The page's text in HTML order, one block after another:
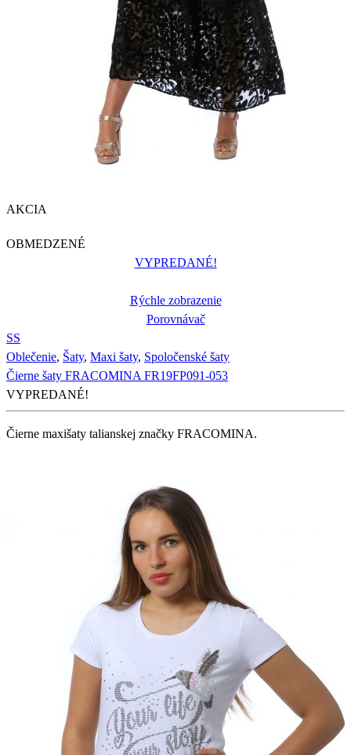
AKCIA
OBMEDZENÉ
VYPREDANÉ!
Rýchle zobrazenie
Porovnávač
SS
Oblečenie, Šaty, Maxi šaty, Spoločenské šaty
Čierne šaty FRACOMINA FR19FP091-053
VYPREDANÉ!
Čierne maxišaty talianskej značky FRACOMINA.